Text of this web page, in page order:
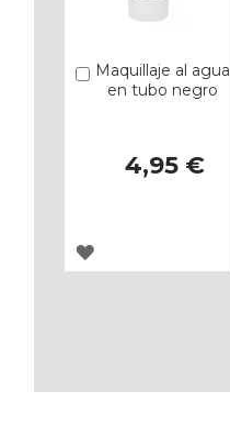
Maquillaje al agua
en tubo negro
4,95 €
Añadir
AGREGAR